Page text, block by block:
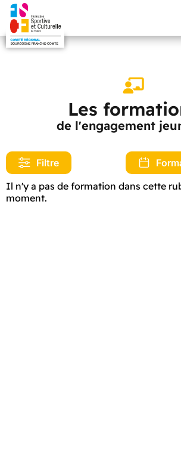
Les
de l'engagement
Filtre
Il n'y a pas de formation dans cette
moment.